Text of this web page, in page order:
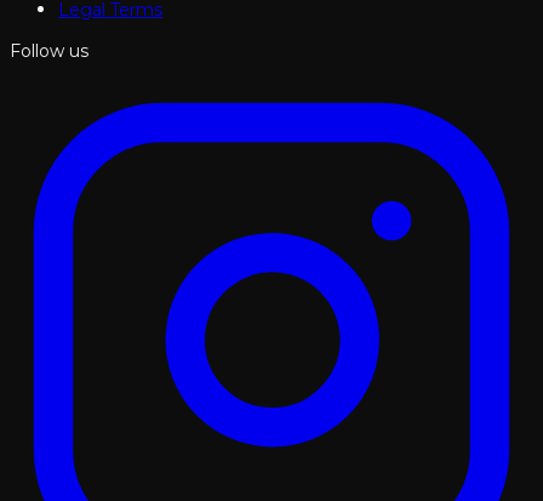
Legal Terms
Follow us